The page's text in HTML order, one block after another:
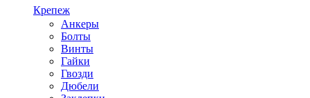
Крепеж
Анкеры
Болты
Винты
Гайки
Гвозди
Дюбели